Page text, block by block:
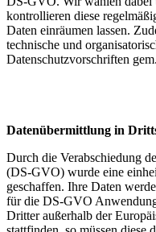
kontrollieren diese
Daten einräumen lassen.
technische und
Datenschutzvorschriften
Datenübermittlung in
Durch die Verabschiedung
(DS-GVO) wurde eine
geschaffen. Ihre Daten
für die DS-GVO
Dritter außerhalb der